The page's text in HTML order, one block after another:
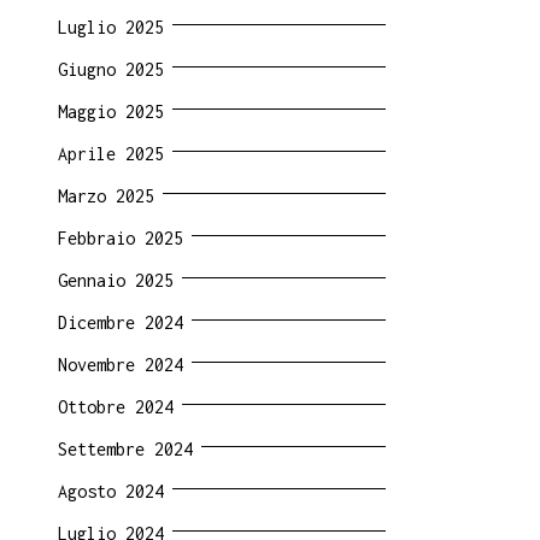
Luglio 2025
Giugno 2025
Maggio 2025
Aprile 2025
Marzo 2025
Febbraio 2025
Gennaio 2025
Dicembre 2024
Novembre 2024
Ottobre 2024
Settembre 2024
Agosto 2024
Luglio 2024